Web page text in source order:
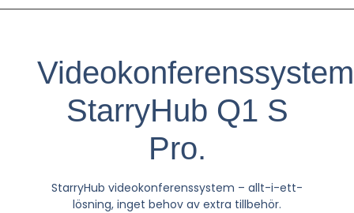
StarryHub Q1 S
Pro.
StarryHub videokonferenssystem – allt-i-ett-
lösning, inget behov av extra tillbehör.